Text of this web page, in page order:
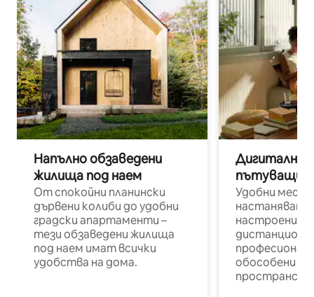
Напълно обзаведени
жилища под наем
От спокойни планински
дървени колиби до удобни
градски апартаменти –
тези обзаведени жилища
под наем имат всички
удобства на дома.
Дигитални
пътуващи
Удобни
настаняване
настроени и
обособени